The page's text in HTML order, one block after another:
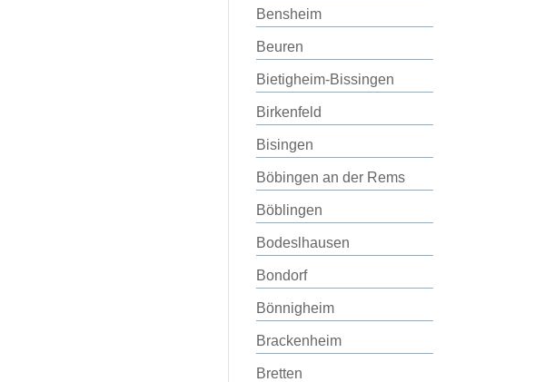
Bensheim
Beuren
Bietigheim-Bissingen
Birkenfeld
Bisingen
Böbingen an der Rems
Böblingen
Bodeslhausen
Bondorf
Bönnigheim
Brackenheim
Bretten